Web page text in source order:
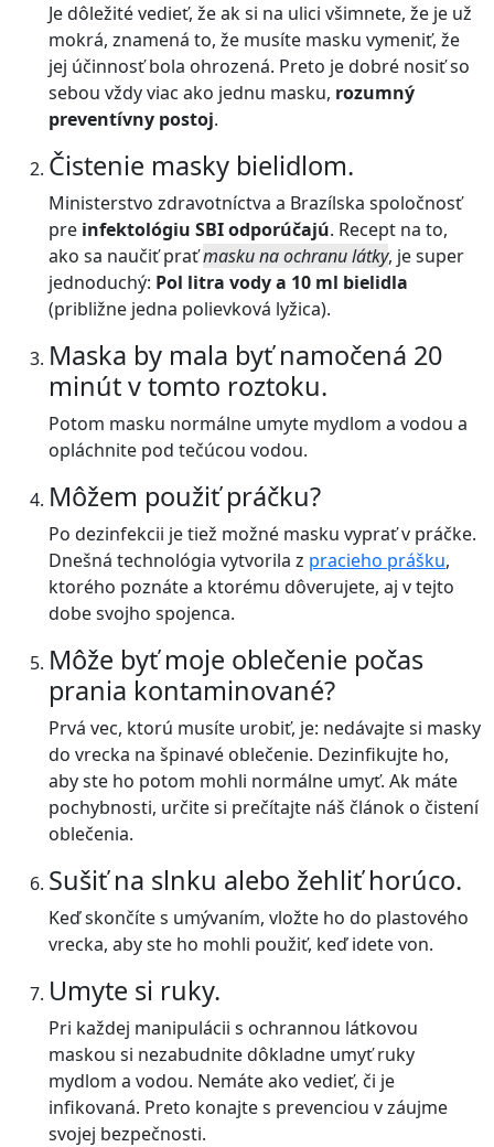
Je dôležité vedieť, že ak si na ulici všimnete, že je už
mokrá, znamená to, že musíte masku vymeniť, že
jej účinnosť bola ohrozená. Preto je dobré nosiť so
sebou vždy viac ako jednu masku, rozumný
preventívny postoj.
Čistenie masky bielidlom.
Ministerstvo zdravotníctva a Brazílska spoločnosť
pre infektológiu SBI odporúčajú. Recept na to,
ako sa naučiť praťmasku na ochranu látky, je super
jednoduchý: Pol litra vody a 10 ml bielidla
(približne jedna polievková lyžica).
Maska by mala byť namočená 20
minút v tomto roztoku.
Potom masku normálne umyte mydlom a vodou a
opláchnite pod tečúcou vodou.
Môžem použiť práčku?
Po dezinfekcii je tiež možné masku vyprať v práčke.
Dnešná technológia vytvorila z pracieho prášku,
ktorého poznáte a ktorému dôverujete, aj v tejto
dobe svojho spojenca.
Môže byť moje oblečenie počas
prania kontaminované?
Prvá vec, ktorú musíte urobiť, je: nedávajte si masky
do vrecka na špinavé oblečenie. Dezinfikujte ho,
aby ste ho potom mohli normálne umyť. Ak máte
pochybnosti, určite si prečítajte náš článok o čistení
oblečenia.
Sušiť na slnku alebo žehliť horúco.
Keď skončíte s umývaním, vložte ho do plastového
vrecka, aby ste ho mohli použiť, keď idete von.
Umyte si ruky.
Pri každej manipulácii s ochrannou látkovou
maskou si nezabudnite dôkladne umyť ruky
mydlom a vodou. Nemáte ako vedieť, či je
infikovaná. Preto konajte s prevenciou v záujme
svojej bezpečnosti.